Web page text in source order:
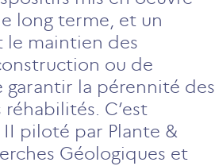
long terme, et un
le maintien des
ou de
la pérennité des
C’est
II piloté par Plante &
Géologiques et